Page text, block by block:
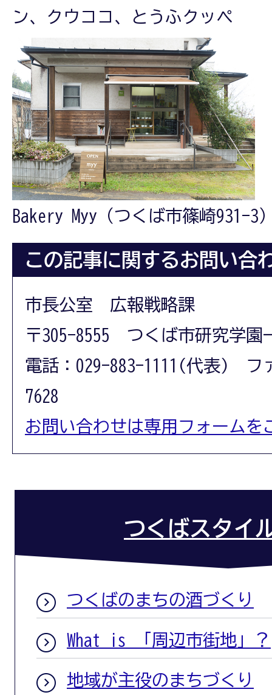
ン、クウココ、とうふクッペ
Bakery Myy（つくば市篠崎931-3
この記事に関するお問い合
市長公室 広報戦略課
〒305-8555 つくば市研究学園
電話：029-883-1111(代表) フ
7628
お問い合わせは専用フォームを
つくばスタイル
つくばのまちの酒づくり
What is 「周辺市街地」？
地域が主役のまちづくり